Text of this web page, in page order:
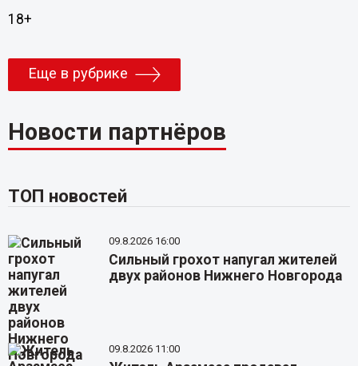
18+
Еще в рубрике
Новости партнёров
ТОП новостей
09.8.2026 16:00
Сильный грохот напугал жителей
двух районов Нижнего Новгорода
09.8.2026 11:00